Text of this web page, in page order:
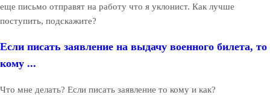
еще письмо отправят на работу что я уклонист. Как лучше
поступить, подскажите?
Если писать заявление на выдачу военного билета, то
кому ...
Что мне делать? Если писать заявление то кому и как?